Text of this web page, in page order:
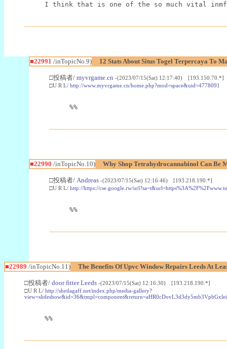
I think that is one of the so much vital
■22991 /inTopicNo.9) 12 Stats About Situs Togel Terpercaya To
□投稿者/ myvrgame.cn -(2023/07/15(Sat) 12:17:40) [193.150.70.*]
□U R L/ http://www.myvrgame.cn/home.php?mod=space&uid=4778091
%%
■22990 /inTopicNo.10) Why Shop Tetrahydrocannabinol Can Be
□投稿者/ Andreas -(2023/07/15(Sat) 12:16:46) [193.218.190.*]
□U R L/ http://https://cse.google.rw/
%%
■22989 /inTopicNo.11) The Benefits Of Upvc Window Repairs Leeds At
□投稿者/ door fitter Leeds -(2023/07/15(Sat) 12:16:30) [193.218.190.*]
□U R L/ http://sheilagaff.net/index.php/media-gallery?
%%